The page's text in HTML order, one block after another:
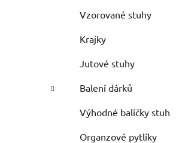
Vzorované stuhy
Krajky
Jutové stuhy
Balení dárků
Výhodné balíčky stuh
Organzové pytlíky